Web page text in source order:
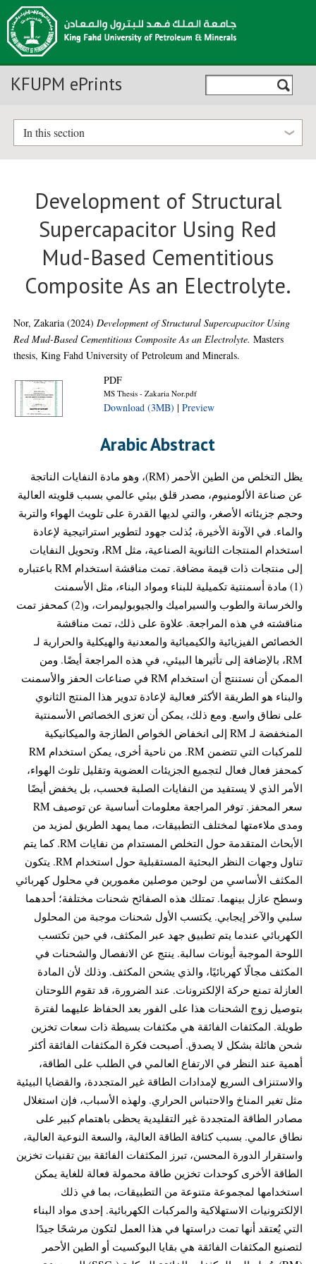
KFUPM ePrints
In this section
Development of Structural
Supercapacitor Using Red
Mud-Based Cementitious
Composite As an Electrolyte.
Nor, Zakaria (2024)Development of Structural Supercapacitor Using
Red Mud-Based Cementitious Composite As an Electrolyte. Masters
thesis, King Fahd University of Petroleum and Minerals.
PDF
MS Thesis - Zakaria Nor.pdf
Download (3MB) |Preview
Arabic Abstract
يظل التخلص من الطين الأحمر (RM)، وهو مادة النفايات الناتجة
عن صناعة الألومنيوم، مصدر قلق بيئي عالمي بسبب قلويته العالية
وحجم جزيئاته الأصغر، والتي لديها القدرة على تلويث الهواء والتربة
والماء. في الآونة الأخيرة، بُذلت جهود لتطوير استراتيجية لإعادة
استخدام المنتجات الثانوية الصناعية، مثل RM، وتحويل النفايات
إلى منتجات ذات قيمة مضافة. تمت مناقشة استخدام RM باعتباره
(1) مادة أسمنتية تكميلية للبناء ومواد البناء، مثل الأسمنت
والخرسانة والطوب والسيراميك والجيوبوليمرات، و(2) كمحفز تمت
مناقشته في هذه المراجعة. علاوة على ذلك، تمت مناقشة
الخصائص الفيزيائية والكيميائية والمعدنية والهيكلية والحرارية لـ
RM، بالإضافة إلى تأثيرها البيئي، في هذه المراجعة أيضًا. ومن
الممكن أن نستنتج أن استخدام RM في صناعات الحفز والأسمنت
والبناء هو الطريقة الأكثر فعالية لإعادة تدوير هذا المنتج الثانوي
على نطاق واسع. ومع ذلك، يمكن أن تعزى الخصائص الأسمنتية
المنخفضة لـ RM إلى انخفاض الخواص الطازجة والميكانيكية
للمركبات التي تتضمن RM. من ناحية أخرى، يمكن استخدام RM
كمحفز فعال فعال لتجميع الجزيئات العضوية وتقليل تلوث الهواء،
الأمر الذي لا يستفيد من النفايات الصلبة فحسب، بل يخفض أيضًا
سعر المحفز. توفر المراجعة معلومات أساسية عن توصيف RM
ومدى ملاءمتها لمختلف التطبيقات، مما يمهد الطريق لمزيد من
الأبحاث المتقدمة حول التخلص المستدام من نفايات RM. كما يتم
تناول وجهات النظر البحثية المستقبلية حول استخدام RM. يتكون
المكثف الأساسي من لوحين موصلين مغمورين في محلول كهربائي
وسطح عازل بينهما. تمتلك هذه الصفائح شحنات مختلفة؛ أحدهما
سلبي والآخر إيجابي. يكتسب الأول شحنات موجبة من المحلول
الكهربائي عندما يتم تطبيق جهد عبر المكثف، في حين تكتسب
اللوحة الموجبة أيونات سالبة. ينتج عن الانفصال والشحنات في
المكثف مجالًا كهربائيًا، والذي يشحن المكثف. وذلك لأن المادة
العازلة تمنع حركة الإلكترونات. عند الضرورة، قد تقوم اللوحتان
بتوصيل زوج الشحنات هذا على الفور بعد الحفاظ عليهما لفترة
طويلة. المكثفات الفائقة هي مكثفات بسيطة ذات سعات تخزين
شحن هائلة بشكل لا يصدق. أصبحت فكرة المكثفات الفائقة أكثر
أهمية عند النظر في الارتفاع العالمي في الطلب على الطاقة،
والاستنزاف السريع لإمدادات الطاقة غير المتجددة، والقضايا البيئية
مثل تغير المناخ والاحتباس الحراري. ولهذه الأسباب، فإن استغلال
مصادر الطاقة المتجددة غير التقليدية يحظى باهتمام كبير على
نطاق عالمي. بسبب كثافة الطاقة العالية، والسعة النوعية العالية،
واستقرار الدورة المحسن، تبرز المكثفات الفائقة بين تقنيات تخزين
الطاقة الأخرى كوحدات تخزين طاقة محمولة فعالة للغاية يمكن
استخدامها لمجموعة متنوعة من التطبيقات، بما في ذلك
الإلكترونيات الاستهلاكية والمركبات الكهربائية. إحدى مواد البناء
التي يُعتقد أنها تمت دراستها في هذا العمل لتكون مرشحًا جيدًا
لتصنيع المكثفات الفائقة هي بقايا البوكسيت أو الطين الأحمر